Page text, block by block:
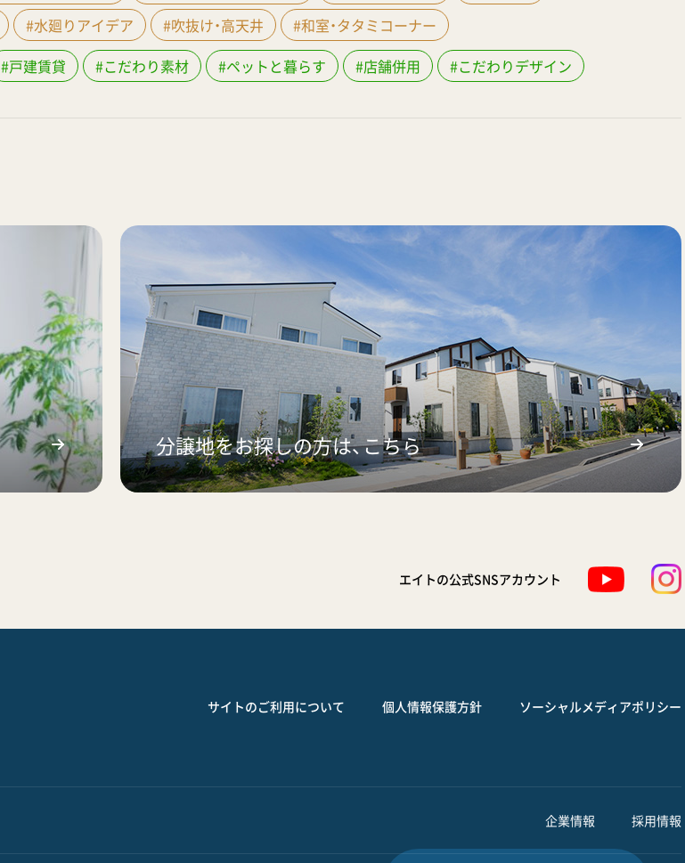
#水廻りアイデア #吹抜け・高天井
#和室・タタミコーナー
#戸建賃貸 #こだわり素材 #ペットと暮らす #店舗併用 #こだわりデザイン
分譲地をお探しの方は、こちら
エイトの公式SNSアカウント
サイトのご利用について 個人情報保護方針 ソーシャルメディアポリシー
企業情報 採用情報